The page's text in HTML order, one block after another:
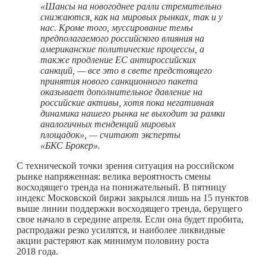
«Шансы на новогоднее ралли стремительно
снижаются, как на мировых рынках, так и у
нас. Кроме того, муссирование темы
предполагаемого российского влияния на
американские политические процессы, а
также продление ЕС антироссийских
санкций, — все это в свете предстоящего
принятия нового санкционного пакета
оказывает дополнительное давление на
российские активы, хотя пока негативная
динамика нашего рынка не выходит за рамки
аналогичных тенденций мировых
площадок», — считают эксперты
«БКС Брокер».
С технической точки зрения ситуация на российском
рынке напряженная: велика вероятность смены
восходящего тренда на понижательный. В пятницу
индекс Московской биржи закрылся лишь на 15 пунктов
выше линии поддержки восходящего тренда, берущего
свое начало в середине апреля. Если она будет пробита,
распродажи резко усилятся, и наиболее ликвидные
акции растеряют как минимум половину роста
2018 года.